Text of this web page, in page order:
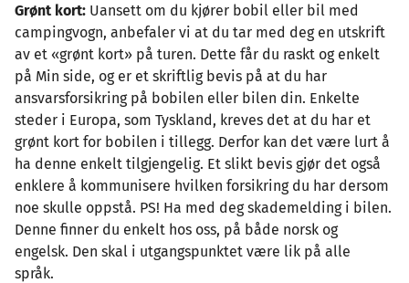
Grønt kort: Uansett om du kjører bobil eller bil med
campingvogn, anbefaler vi at du tar med deg en utskrift
av et «grønt kort» på turen. Dette får du raskt og enkelt
på Min side, og er et skriftlig bevis på at du har
ansvarsforsikring på bobilen eller bilen din. Enkelte
steder i Europa, som Tyskland, kreves det at du har et
grønt kort for bobilen i tillegg. Derfor kan det være lurt å
ha denne enkelt tilgjengelig. Et slikt bevis gjør det også
enklere å kommunisere hvilken forsikring du har dersom
noe skulle oppstå. PS! Ha med deg skademelding i bilen.
Denne finner du enkelt hos oss, på både norsk og
engelsk. Den skal i utgangspunktet være lik på alle
språk.